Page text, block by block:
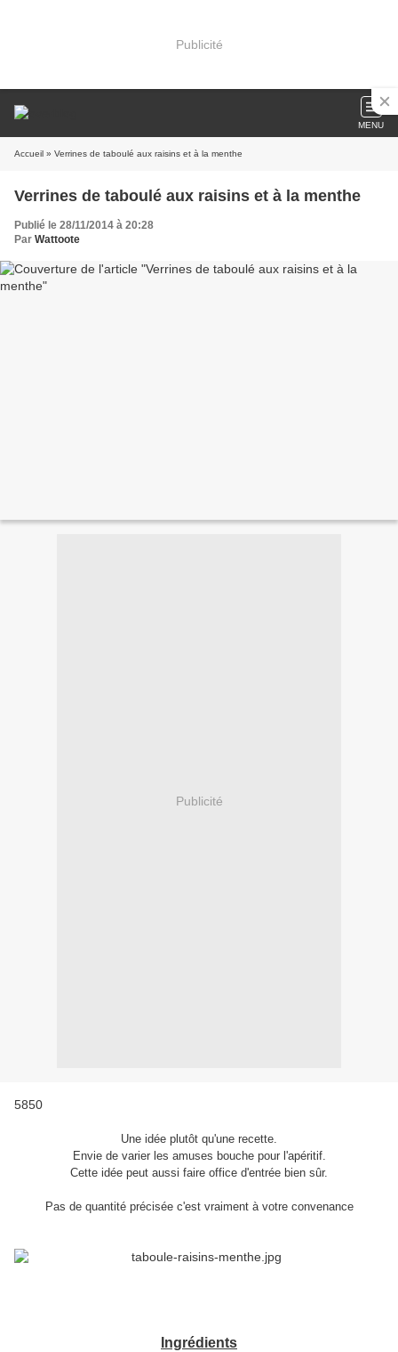
Publicité
MENU
Accueil » Verrines de taboulé aux raisins et à la menthe
Verrines de taboulé aux raisins et à la menthe
Publié le 28/11/2014 à 20:28
Par Wattoote
Publicité
5850
Une idée plutôt qu'une recette.
Envie de varier les amuses bouche pour l'apéritif.
Cette idée peut aussi faire office d'entrée bien sûr.
Pas de quantité précisée c'est vraiment à votre convenance
Ingrédients